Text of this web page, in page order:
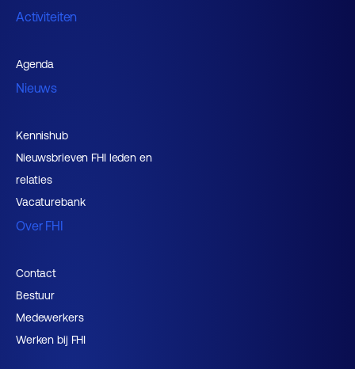
Activiteiten
Agenda
Nieuws
Kennishub
Nieuwsbrieven FHI leden en
relaties
Vacaturebank
Over FHI
Contact
Bestuur
Medewerkers
Werken bij FHI